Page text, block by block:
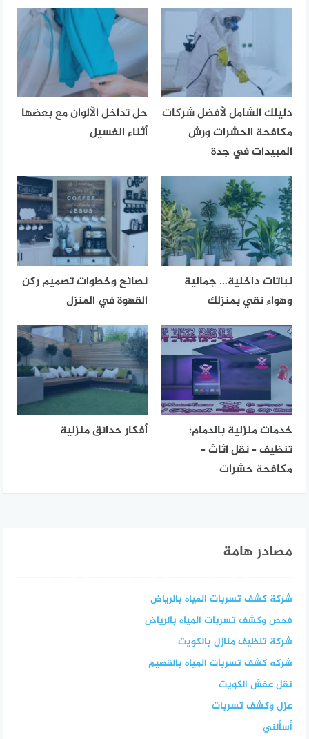
دليلك الشامل لأفضل شركات
مكافحة الحشرات ورش
المبيدات في جدة
حل تداخل الألوان مع بعضها
أثناء الغسيل
نباتات داخلية… جمالية
وهواء نقي بمنزلك
نصائح وخطوات تصميم ركن
القهوة في المنزل
خدمات منزلية بالدمام:
تنظيف – نقل اثاث –
مكافحة حشرات
أفكار حدائق منزلية
مصادر هامة
شركة كشف تسربات المياه بالرياض
فحص وكشف تسربات المياه بالرياض
شركة تنظيف منازل بالكويت
شركه كشف تسربات المياه بالقصيم
نقل عفش الكويت
عزل وكشف تسربات
أسألني